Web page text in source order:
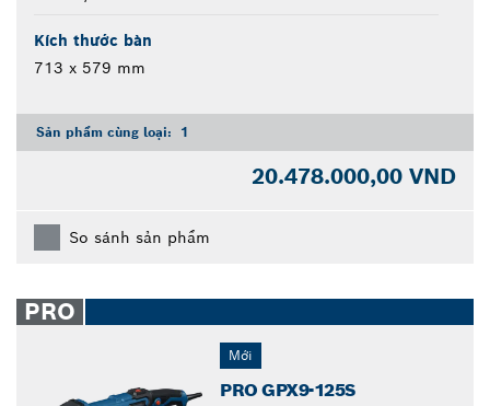
Kích thước bàn
713 x 579 mm
Sản phẩm cùng loại: 1
20.478.000,00 VND
So sánh sản phẩm
PRO
Mới
PRO GPX9-125S